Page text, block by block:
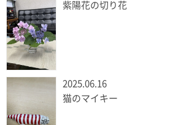
紫陽花の切り花
2025.06.16
猫のマイキー